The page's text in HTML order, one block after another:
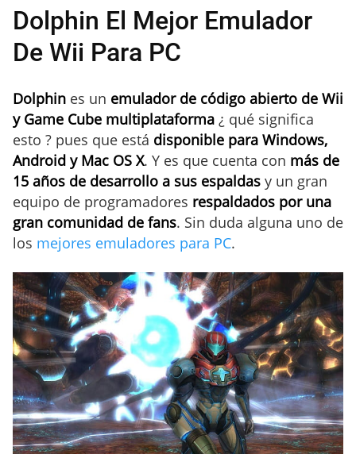
Dolphin El Mejor Emulador
De Wii Para PC
Dolphin es un emulador de código abierto de Wii
y Game Cube multiplataforma ¿ qué significa
esto ? pues que está disponible para Windows,
Android y Mac OS X. Y es que cuenta con más de
15 años de desarrollo a sus espaldas y un gran
equipo de programadores respaldados por una
gran comunidad de fans. Sin duda alguna uno de
los mejores emuladores para PC.